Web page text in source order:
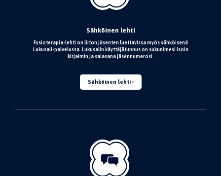
Sähköinen lehti
Fysioterapia-lehti on liiton jäsenten luettavissa myös sähköisenä
Lukusali-palvelussa. Lukusalin käyttäjätunnus on sukunimesi isoin
kirjaimin ja salasana jäsennumerosi.
Sähköinen lehti